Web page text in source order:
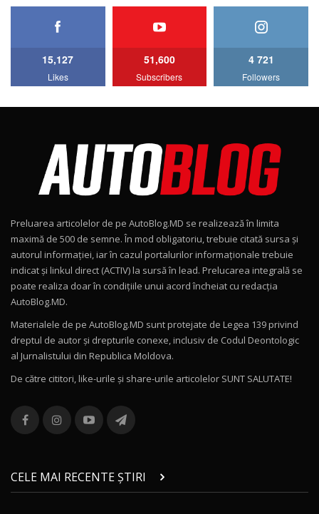
AutoBlog.MD
15:08
Noul Geely EX2 / Test Drive AutoBlog.MD
15:22
Mercedes-AMG E 53 HYBRID 4MATIC+ / Test
Drive AutoBlog.MD
16:27
11
Noul Volvo ES90 / Test Drive AutoBlog.MD
12
Noul MG HS / Test Drive AutoBlog.MD
16:48
13
combină aventura cu luxul / AutoBlog.MD
36:08
chinez care face lumea să se întoarcă după el
/ AutoBlog.MD
17:27
15,127
Likes
51,600
Subscribers
4 721
Followers
Preluarea articolelor de pe AutoBlog.MD se realizează în limita
maximă de 500 de semne. În mod obligatoriu, trebuie citată sursa și
autorul informației, iar în cazul portalurilor informaționale trebuie
indicat și linkul direct (ACTIV) la sursă în lead. Prelucarea integrală se
poate realiza doar în condițiile unui acord încheiat cu redacţia
AutoBlog.MD.
Materialele de pe AutoBlog.MD sunt protejate de Legea 139 privind
dreptul de autor și drepturile conexe, inclusiv de Codul Deontologic
al Jurnalistului din Republica Moldova.
De către cititori, like-urile şi share-urile articolelor SUNT SALUTATE!
CELE MAI RECENTE ȘTIRI